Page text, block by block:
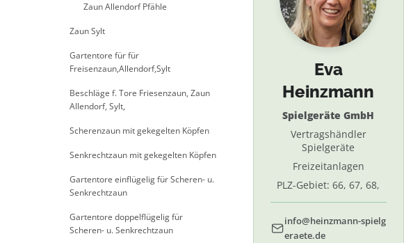
Zaun Allendorf Pfähle
Zaun Sylt
Gartentore für für
Freisenzaun,Allendorf,Sylt
Beschläge f. Tore Friesenzaun, Zaun
Allendorf, Sylt,
Scherenzaun mit gekegelten Köpfen
Senkrechtzaun mit gekegelten Köpfen
Gartentore einflügelig für Scheren- u.
Senkrechtzaun
Gartentore doppelflügelig für
Scheren- u. Senkrechtzaun
Eva
Heinzmann
Spielgeräte GmbH
Vertragshändler
Spielgeräte
Freizeitanlagen
PLZ-Gebiet: 66, 67, 68,
info@heinzmann-spielg
eraete.de